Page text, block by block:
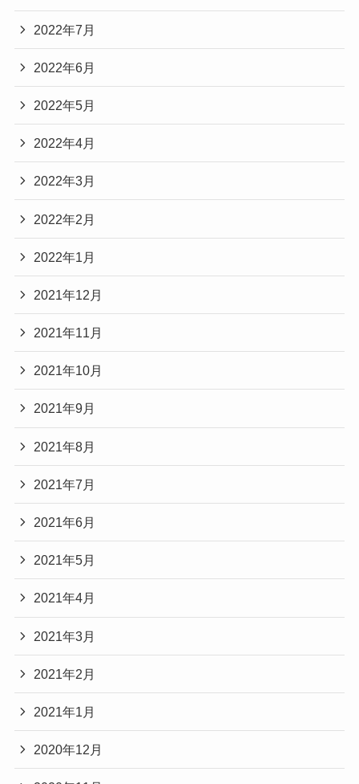
2022年7月
2022年6月
2022年5月
2022年4月
2022年3月
2022年2月
2022年1月
2021年12月
2021年11月
2021年10月
2021年9月
2021年8月
2021年7月
2021年6月
2021年5月
2021年4月
2021年3月
2021年2月
2021年1月
2020年12月